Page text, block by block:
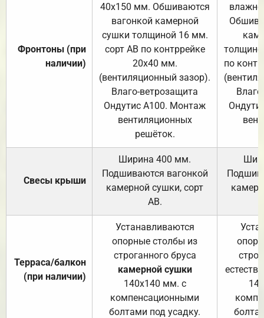
Фронтоны (при
наличии)
40х150 мм. Обшиваются
вагонкой камерной
сушки толщиной 16 мм.
сорт АВ по контррейке
20х40 мм.
(вентиляционный зазор).
Влаго-ветрозащита
Ондутис А100. Монтаж
вентиляционных
решёток.
по
Свесы крыши
Ширина 400 мм.
Подшиваются вагонкой
камерной сушки, сорт
АВ.
Терраса/балкон
(при наличии)
Устанавливаются
опорные столбы из
строганного бруса
камерной сушки
140х140 мм. с
компенсационными
болтами под усадку.